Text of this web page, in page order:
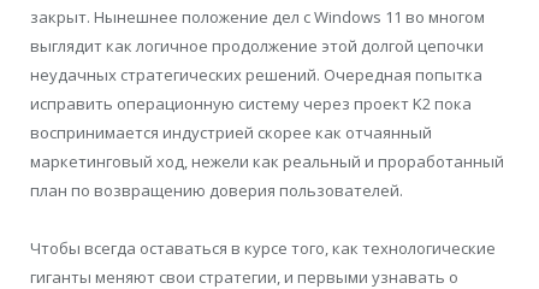
закрыт. Нынешнее положение дел с Windows 11 во многом
выглядит как логичное продолжение этой долгой цепочки
неудачных стратегических решений. Очередная попытка
исправить операционную систему через проект K2 пока
воспринимается индустрией скорее как отчаянный
маркетинговый ход, нежели как реальный и проработанный
план по возвращению доверия пользователей.
Чтобы всегда оставаться в курсе того, как технологические
гиганты меняют свои стратегии, и первыми узнавать о